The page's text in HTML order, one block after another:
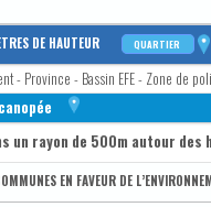
- Province - Bassin EFE - Zone de
par Natura 2000
de l'entité couverte
DE HAUTEUR QUARTIER
- Province - Bassin EFE - Zone de
un rayon de 500m autour des
EN FAVEUR DE